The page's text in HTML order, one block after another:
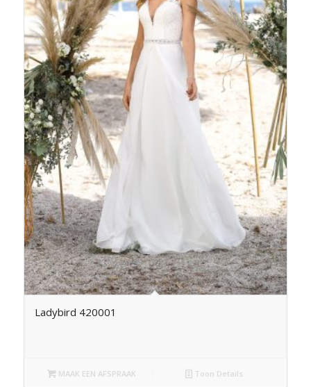
Ladybird 420001
MAAK EEN AFSPRAAK Toon Details